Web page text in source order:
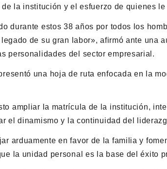
la institución y el esfuerzo de quienes
durante estos 38 años por todos los
de su gran labor», afirmó ante una
personalidades del sector empresarial.
una hoja de ruta enfocada en la
ampliar la matrícula de la institución,
el dinamismo y la continuidad del
arduamente en favor de la familia y
la unidad personal es la base del éxito